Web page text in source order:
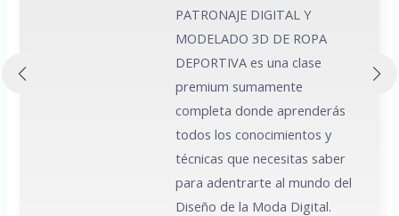
PATRONAJE DIGITAL Y
MODELADO 3D DE ROPA
DEPORTIVA es una clase
premium sumamente
completa donde aprenderás
todos los conocimientos y
técnicas que necesitas saber
para adentrarte al mundo del
Diseño de la Moda Digital.